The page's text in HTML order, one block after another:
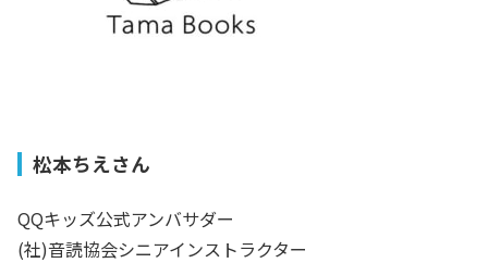
松本ちえさん
QQキッズ公式アンバサダー
(社)音読協会シニアインストラクター